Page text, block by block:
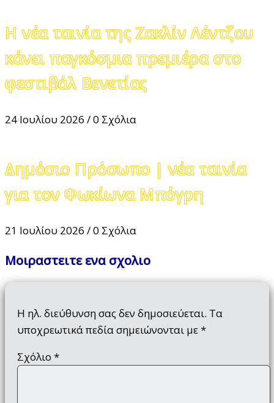
Η νέα ταινία της Ζακλίν Λέντζου
κάνει παγκόσμια πρεμιέρα στο
φεστιβάλ Βενετίας
24 Ιουλίου 2026 /0 Σχόλια
Δημόσιο Πρόσωπο | νέα ταινία
για τον Φωκίωνα Μπόγρη
21 Ιουλίου 2026 /0 Σχόλια
Μοιραστειτε ενα σχολιο
Η ηλ. διεύθυνση σας δεν δημοσιεύεται. Τα
υποχρεωτικά πεδία σημειώνονται με*
Σχόλιο *